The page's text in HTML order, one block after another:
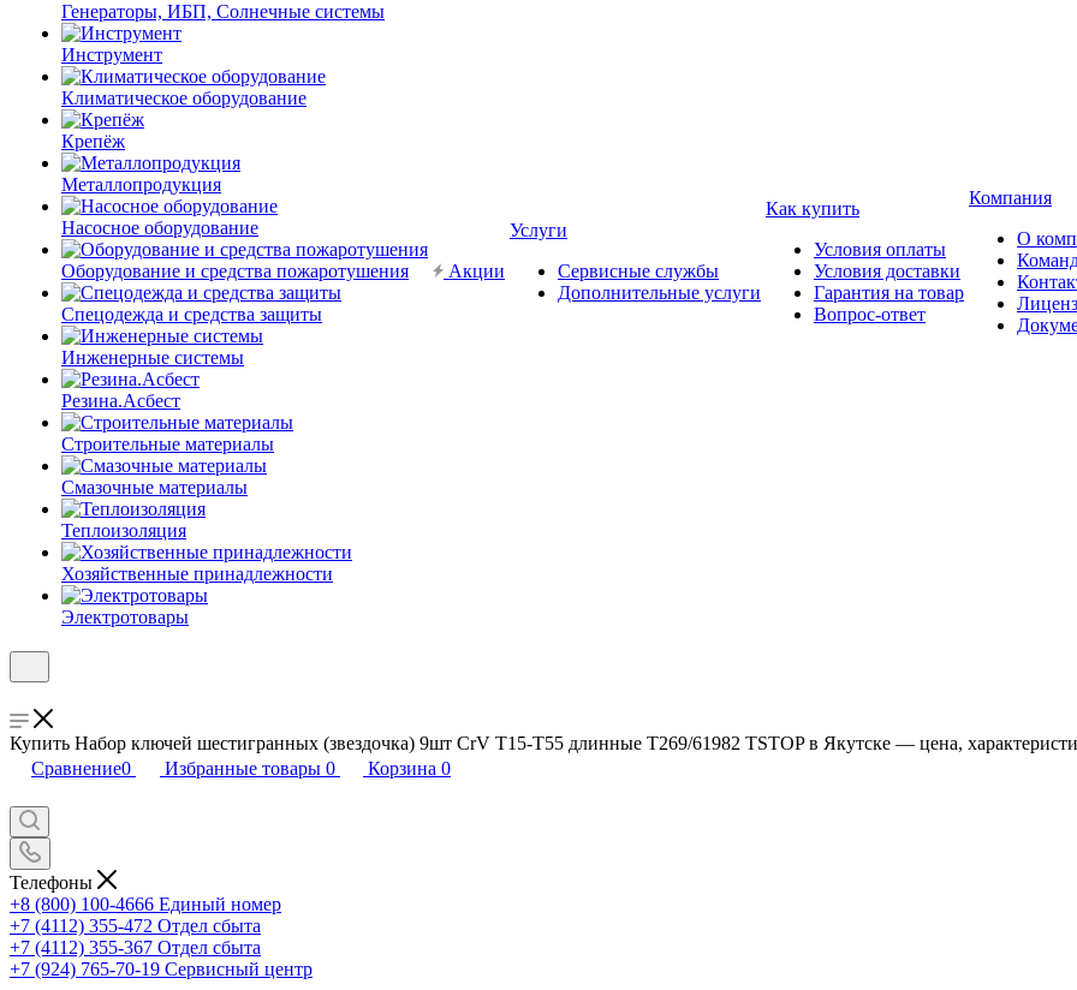
Генераторы, ИБП, Солнечные системы
Инструмент
Климатическое оборудование
Крепёж
Металлопродукция
Насосное оборудование
Оборудование и средства пожаротушения
Спецодежда и средства защиты
Инженерные системы
Резина.Асбест
Строительные материалы
Смазочные материалы
Теплоизоляция
Хозяйственные принадлежности
Электротовары
Акции
Услуги
Сервисные службы
Дополнительные услуги
Как купить
Условия оплаты
Условия доставки
Гарантия на товар
Вопрос-ответ
Компания
О
Купить Набор ключей шестигранных (звездочка) 9шт CrV T15-T55 длинные T269/61982 TSTOP в Якутске — цена,
Сравнение0 Избранные товары 0 Корзина 0
Телефоны
+8 (800) 100-4666 Единый номер
+7 (4112) 355-472 Отдел сбыта
+7 (4112) 355-367 Отдел сбыта
+7 (924) 765-70-19 Сервисный центр